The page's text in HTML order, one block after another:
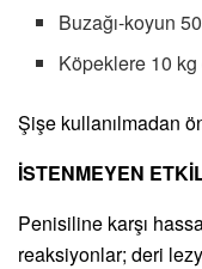
Buzağı-koyun
Köpeklere 10 kg
Şişe kullanılmadan
İSTENMEYEN
Penisiline karşı
reaksiyonlar; deri